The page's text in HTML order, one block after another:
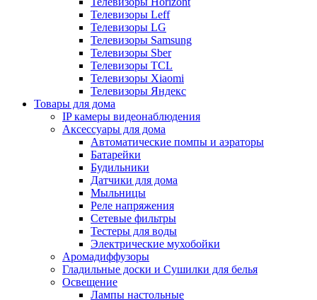
Телевизоры Leff
Телевизоры LG
Телевизоры Samsung
Телевизоры Sber
Телевизоры TCL
Телевизоры Xiaomi
Телевизоры Яндекс
Товары для дома
IP камеры видеонаблюдения
Аксессуары для дома
Автоматические помпы и аэраторы
Батарейки
Будильники
Датчики для дома
Мыльницы
Реле напряжения
Сетевые фильтры
Тестеры для воды
Электрические мухобойки
Аромадиффузоры
Гладильные доски и Сушилки для белья
Освещение
Лампы настольные